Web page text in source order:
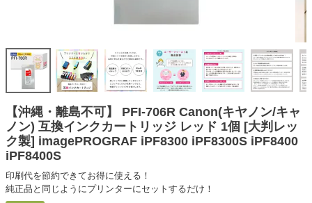
ご利用ガイド
よくある質問
お問い合わせ
会員専用商品
説明書ダウンロード
【沖縄・離島不可】 PFI-706R Canon(キヤノン/キャ
ノン) 互換インクカートリッジ レッド 1個 [大判レッ
ク製] imagePROGRAF iPF8300 iPF8300S iPF8400
iPF8400S
印刷代を節約できてお得に使える！
純正品と同じようにプリンターにセットするだけ！